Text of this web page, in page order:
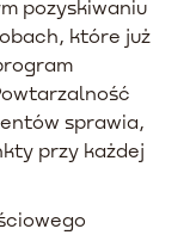
pozyskiwaniu
które już
sprawia,
przy każdej